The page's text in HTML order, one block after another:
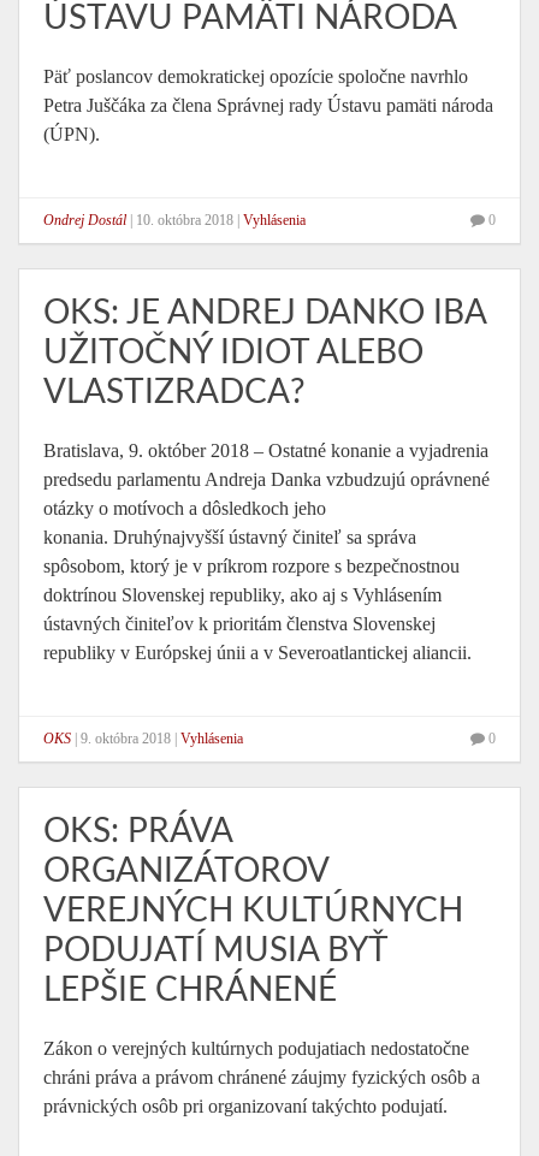
ÚSTAVU PAMÄTI NÁRODA
Päť poslancov demokratickej opozície spoločne navrhlo
Petra Juščáka za člena Správnej rady Ústavu pamäti národa
(ÚPN).
Ondrej Dostál 10. októbra 2018 Vyhlásenia 0
OKS: JE ANDREJ DANKO IBA
UŽITOČNÝ IDIOT ALEBO
VLASTIZRADCA?
Bratislava, 9. október 2018 – Ostatné konanie a vyjadrenia
predsedu parlamentu Andreja Danka vzbudzujú oprávnené
otázky o motívoch a dôsledkoch jeho
konania. Druhýnajvyšší ústavný činiteľ sa správa
spôsobom, ktorý je v príkrom rozpore s bezpečnostnou
doktrínou Slovenskej republiky, ako aj s Vyhlásením
ústavných činiteľov k prioritám členstva Slovenskej
republiky v Európskej únii a v Severoatlantickej aliancii.
OKS 9. októbra 2018 Vyhlásenia 0
OKS: PRÁVA
ORGANIZÁTOROV
VEREJNÝCH KULTÚRNYCH
PODUJATÍ MUSIA BYŤ
LEPŠIE CHRÁNENÉ
Zákon o verejných kultúrnych podujatiach nedostatočne
chráni práva a právom chránené záujmy fyzických osôb a
právnických osôb pri organizovaní takýchto podujatí.